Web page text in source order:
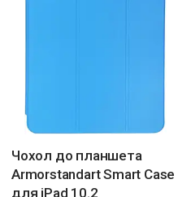
Чохол до планшета
Armorstandart Smart Case
для iPad 10.2